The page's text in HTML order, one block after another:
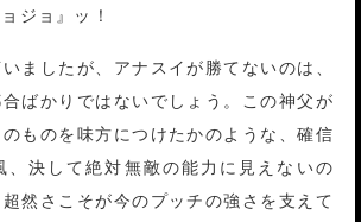
ジョ』ッ！
ましたが、アナスイが勝てないのは、
ばかりではないでしょう。この神父が
ものを味方につけたかのような、確信
、決して絶対無敵の能力に見えないの
然さこそが今のプッチの強さを支えて